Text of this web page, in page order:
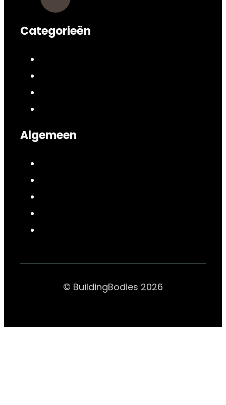
Categorieën
Algemeen
© BuildingBodies 2026